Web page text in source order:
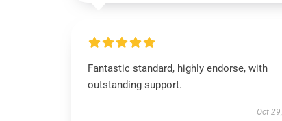
Fantastic standard, highly endorse, with
outstanding support.
Oct